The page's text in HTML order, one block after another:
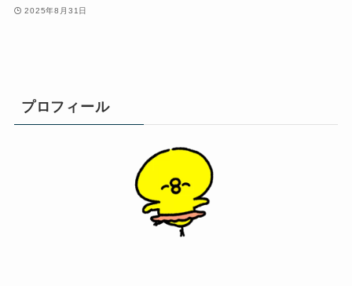
2025年8月31日
プロフィール